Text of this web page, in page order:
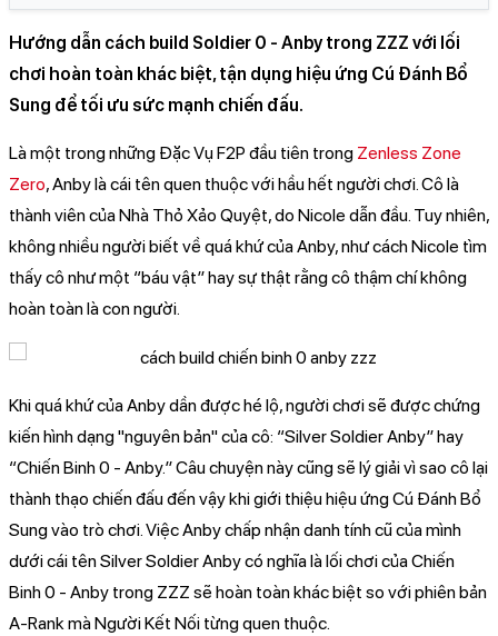
​Hướng dẫn cách build Soldier 0 - Anby trong ZZZ với lối
chơi hoàn toàn khác biệt, tận dụng hiệu ứng Cú Đánh Bổ
Sung để tối ưu sức mạnh chiến đấu.
Là một trong những Đặc Vụ F2P đầu tiên trong Zenless Zone
Zero, Anby là cái tên quen thuộc với hầu hết người chơi. Cô là
thành viên của Nhà Thỏ Xảo Quyệt, do Nicole dẫn đầu. Tuy nhiên,
không nhiều người biết về quá khứ của Anby, như cách Nicole tìm
thấy cô như một “báu vật” hay sự thật rằng cô thậm chí không
hoàn toàn là con người.
Khi quá khứ của Anby dần được hé lộ, người chơi sẽ được chứng
kiến hình dạng "nguyên bản" của cô: “Silver Soldier Anby” hay
“Chiến Binh 0 - Anby.” Câu chuyện này cũng sẽ lý giải vì sao cô lại
thành thạo chiến đấu đến vậy khi giới thiệu hiệu ứng Cú Đánh Bổ
Sung vào trò chơi. Việc Anby chấp nhận danh tính cũ của mình
dưới cái tên Silver Soldier Anby có nghĩa là lối chơi của Chiến
Binh 0 - Anby trong ZZZ sẽ hoàn toàn khác biệt so với phiên bản
A-Rank mà Người Kết Nối từng quen thuộc.